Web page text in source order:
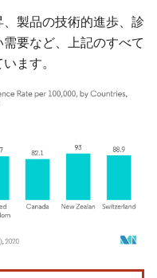
製品の技術的進歩、診
要など、上記のすべて
ます。
4.0の表示が必要です。